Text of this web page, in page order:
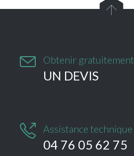

 Obtenir gratuitement
UN DEVIS
 Assistance technique
04 76 05 62 75